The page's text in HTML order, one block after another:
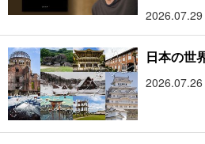
2026.07.29
日本の世
2026.07.26